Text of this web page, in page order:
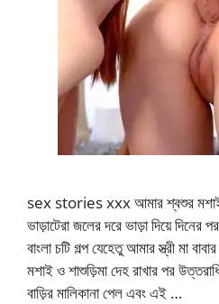
sex stories xxx আমার শ্বশুর
ভাড়াটেরা জলের দরে ভাড়া দিয়ে দিনের
বাংলা চটি গল্প যেহেতু আমার স্ত্রী মা
মশাই ও শাশুড়িমা দেহ রাখার পর
বাড়ির মালিকানা পেল এবং এই …